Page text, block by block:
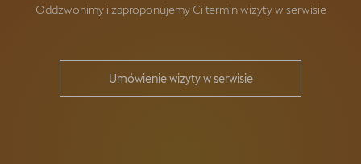
Oddzwonimy i zaproponujemy Ci termin wizyty w serwisie
Umówienie wizyty w serwisie